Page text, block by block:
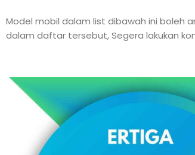
Model mobil dalam list dibawah ini boleh
dalam daftar tersebut, Segera lakukan